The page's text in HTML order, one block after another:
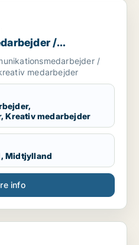
/
/
/ kreativ
/
medarbejder
Kreativ medarbejder
Midtjylland
info
/